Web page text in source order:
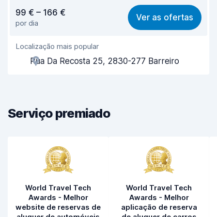
7,3
Facilidade em encontrar 8,2
Eficiência dos agentes
Rapidez do levantamento
Limpeza do carro
99 € – 166 €
por dia
Ver as ofertas
Localização mais popular
Rua Da Recosta 25, 2830-277 Barreiro
Serviço premiado
World Travel Tech
Awards - Melhor
website de reservas de
World Travel Tech
Awards - Melhor
aplicação de reserva